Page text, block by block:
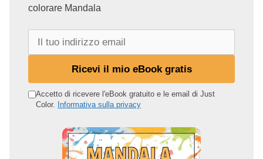
colorare Mandala
o
Ricevi il mio eBook gratis
Accetto di ricevere l'eBook gratuito e le email di Just
Color. Informativa sulla privacy